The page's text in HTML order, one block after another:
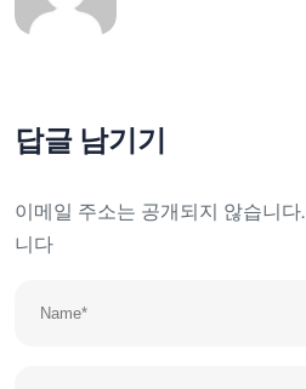
답글 남기기
이메일 주소는 공개되지 않습니다.
니다